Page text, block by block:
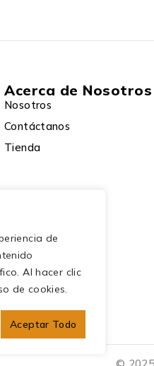
de
Al hacer clic
de cookies.
Aceptar Todo
Acerca de Nosotros
Nosotros
Contáctanos
Tienda